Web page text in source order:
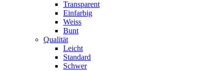
Transparent
Einfarbig
Weiss
Bunt
Qualität
Leicht
Standard
Schwer